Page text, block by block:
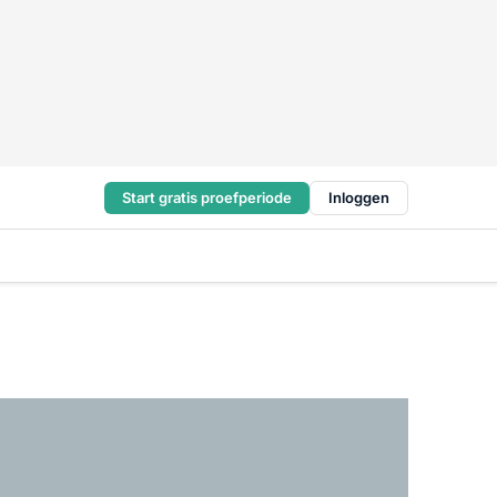
Start gratis proefperiode Inloggen